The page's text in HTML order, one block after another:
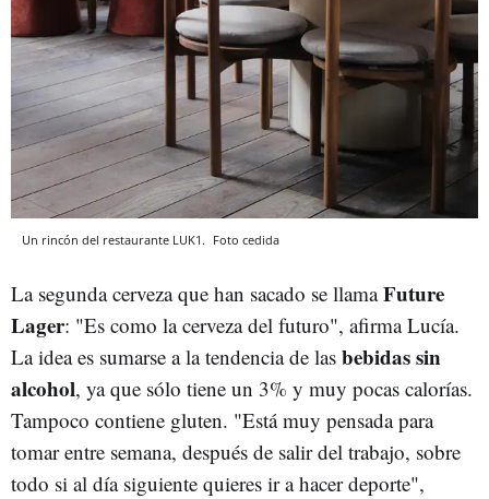
Un rincón del restaurante LUK1. Foto cedida
La segunda cerveza que han sacado se llamaFuture
Lager: "Es como la cerveza del futuro", afirma Lucía.
La idea es sumarse a la tendencia de las bebidas sin
alcohol, ya que sólo tiene un 3% y muy pocas calorías.
Tampoco contiene gluten. "Está muy pensada para
tomar entre semana, después de salir del trabajo, sobre
todo si al día siguiente quieres ir a hacer deporte",